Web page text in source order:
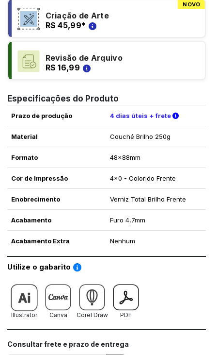
NOVO
Criação de Arte
R$ 45,99*
Revisão de Arquivo
R$ 16,99
Especificações do Produto
Prazo de produção 4 dias úteis + frete Verifique
Material Couché Brilho 250g
Formato 48x88mm
Cor de Impressão 4x0 - Colorido Frente
Enobrecimento Verniz Total Brilho Frente
Acabamento Furo 4,7mm
Acabamento Extra Nenhum
Utilize o gabarito Saiba como utilizar os nossos gabaritos
Illustrator Canva Corel Draw PDF
Consultar frete e prazo de entrega